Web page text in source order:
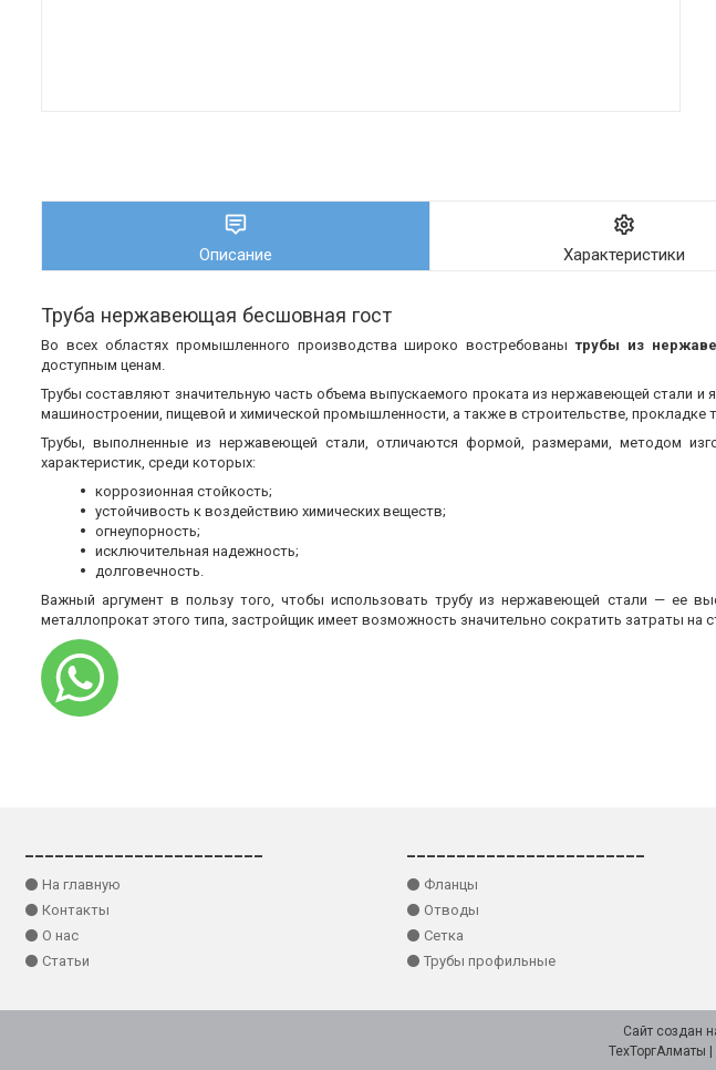
Описание Характеристики
Труба нержавеющая бесшовная гост
Во всех областях промышленного производства широко востребованытрубы из
доступным ценам.
Трубы составляют значительную часть объема выпускаемого проката из нержавеющей стали
машиностроении, пищевой и химической промышленности, а также в строительстве, прокладке
Трубы, выполненные из нержавеющей стали, отличаются формой, размерами, методом
характеристик, среди которых:
коррозионная стойкость;
устойчивость к воздействию химических веществ;
огнеупорность;
исключительная надежность;
долговечность.
Важный аргумент в пользу того, чтобы использовать трубу из нержавеющей стали — ее
металлопрокат этого типа, застройщик имеет возможность значительно сократить затраты на
⚫ На главную
⚫ Контакты
⚫ О нас
⚫ Статьи
⚫ Фланцы
⚫ Отводы
⚫ Сетка
⚫ Трубы профильные
Сайт создан